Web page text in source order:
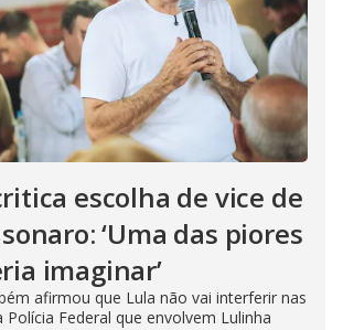
escolha de vice de
‘Uma das piores
imaginar’
afirmou que Lula não vai interferir nas
Polícia Federal que envolvem Lulinha